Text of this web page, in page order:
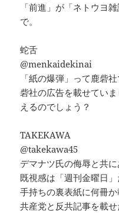
「前進」が「ネトウヨ
で。
蛇舌
@menkaidekinai
「紙の爆弾」って鹿砦
砦社の広告を載せてい
えるのでしょう？
TAKEKAWA
@takekawa45
デマナツ氏の侮辱と共に
既視感は「週刊金曜日
手持ちの裏表紙に何冊
共産党と反共記事を載